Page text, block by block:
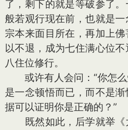
了，剩下的就是等破参了
般若观行现在前，也就是
宗本来面目所在，再加上
以不退，成为七住满心位
八住位修行。
或许有人会问：“你怎么
是一念顿悟而已，而不是
据可以证明你是正确的？”
既然如此，后学就举《